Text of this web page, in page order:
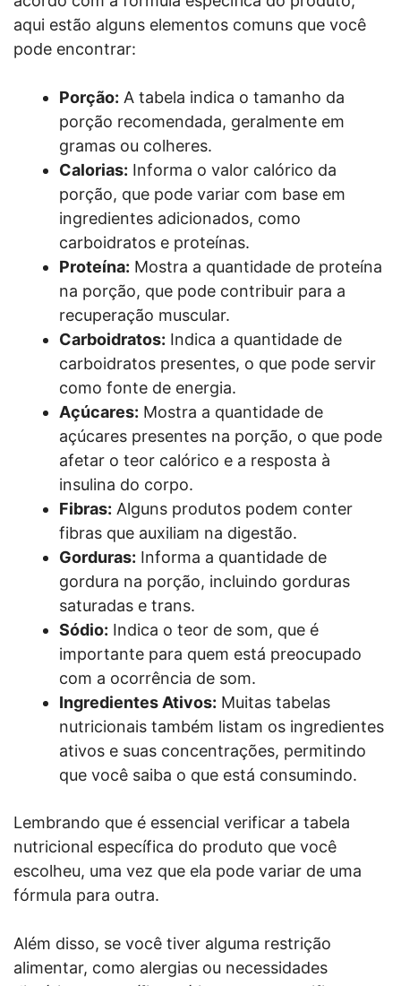
aqui estão alguns elementos comuns que você
pode encontrar:
Porção: A tabela indica o tamanho da
porção recomendada, geralmente em
gramas ou colheres.
Calorias: Informa o valor calórico da
porção, que pode variar com base em
ingredientes adicionados, como
carboidratos e proteínas.
Proteína: Mostra a quantidade de proteína
na porção, que pode contribuir para a
recuperação muscular.
Carboidratos: Indica a quantidade de
carboidratos presentes, o que pode servir
como fonte de energia.
Açúcares: Mostra a quantidade de
açúcares presentes na porção, o que pode
afetar o teor calórico e a resposta à
insulina do corpo.
Fibras: Alguns produtos podem conter
fibras que auxiliam na digestão.
Gorduras: Informa a quantidade de
gordura na porção, incluindo gorduras
saturadas e trans.
Sódio: Indica o teor de som, que é
importante para quem está preocupado
com a ocorrência de som.
Ingredientes Ativos: Muitas tabelas
nutricionais também listam os ingredientes
ativos e suas concentrações, permitindo
que você saiba o que está consumindo.
Lembrando que é essencial verificar a tabela
nutricional específica do produto que você
escolheu, uma vez que ela pode variar de uma
fórmula para outra.
Além disso, se você tiver alguma restrição
alimentar, como alergias ou necessidades